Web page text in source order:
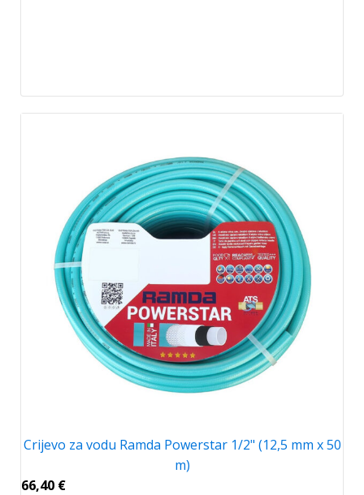
Crijevo za vodu Ramda Powerstar 1/2" (12,5 mm x 50
m)
66,40 €